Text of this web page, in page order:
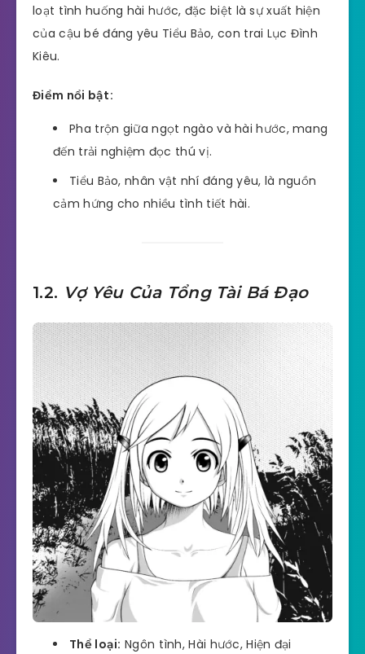
loạt tình huống hài hước, đặc biệt là sự xuất hiện
của cậu bé đáng yêu Tiểu Bảo, con trai Lục Đình
Kiêu.
Điểm nổi bật:
Pha trộn giữa ngọt ngào và hài hước, mang
đến trải nghiệm đọc thú vị.
Tiểu Bảo, nhân vật nhí đáng yêu, là nguồn
cảm hứng cho nhiều tình tiết hài.
1.2. Vợ Yêu Của Tổng Tài Bá Đạo
Thể loại: Ngôn tình, Hài hước, Hiện đại